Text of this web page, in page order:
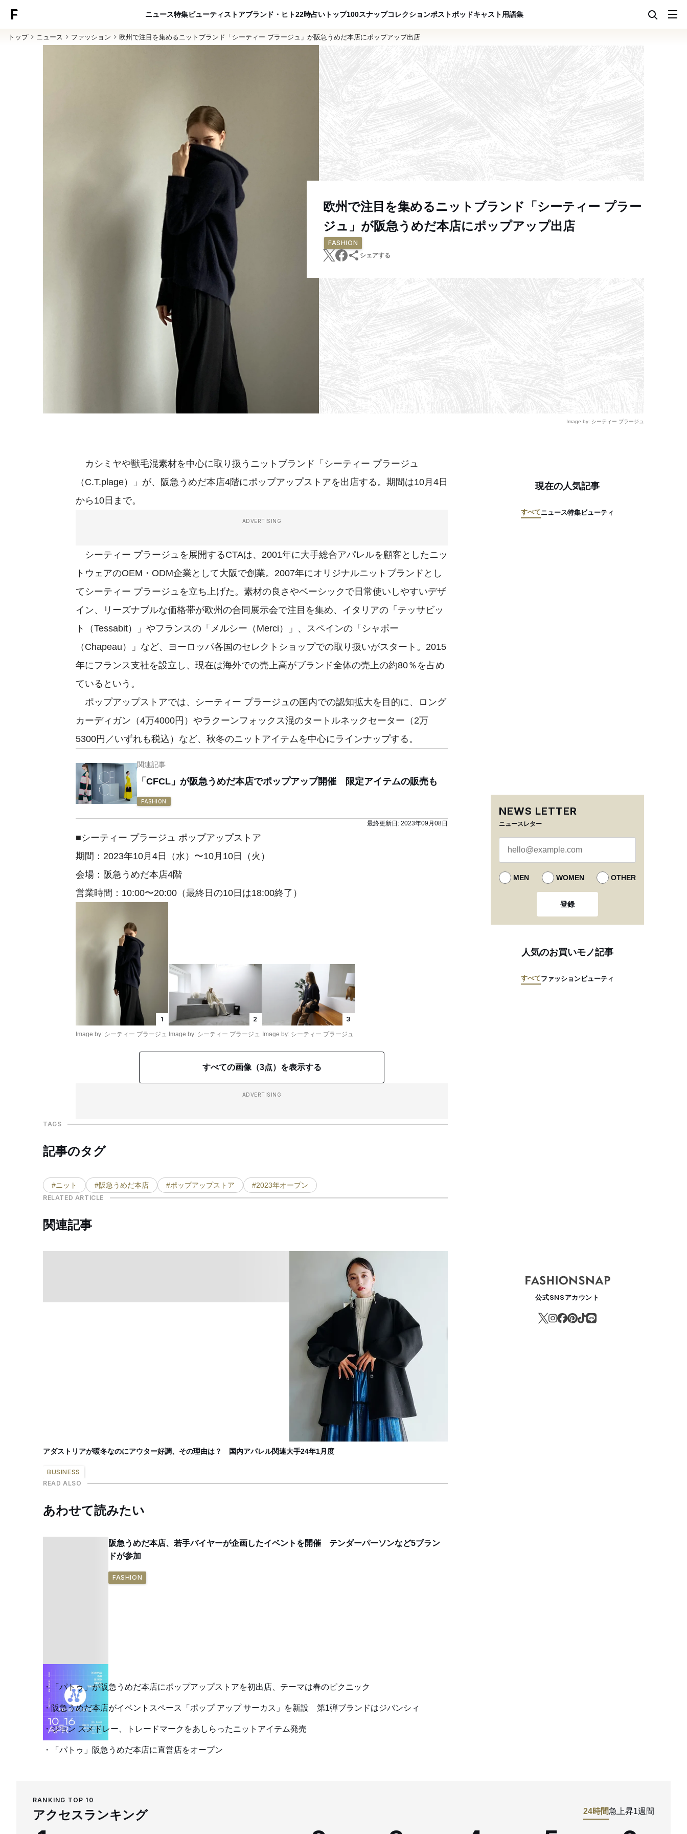
ニュース特集ビューティ ストアブランド・ヒト22時占い トップ100スナップコレクションポストポッドキャスト用語集
トップ ニュース ファッション 欧州で注目を集めるニットブランド「シーティー プラージュ」が阪急うめだ本店にポップアップ出店
欧州で注目を集めるニットブランド「シーティー プラー
ジュ」が阪急うめだ本店にポップアップ出店
FASHION
シェアする
Image by: シーティー プラージュ
カシミヤや獣毛混素材を中心に取り扱うニットブランド「シーティー プラージュ
（C.T.plage）」が、阪急うめだ本店4階にポップアップストアを出店する。期間は10月4日
から10日まで。
ADVERTISING
シーティー プラージュを展開するCTAは、2001年に大手総合アパレルを顧客としたニッ
トウェアのOEM・ODM企業として大阪で創業。2007年にオリジナルニットブランドとし
てシーティー プラージュを立ち上げた。素材の良さやベーシックで日常使いしやすいデザ
イン、リーズナブルな価格帯が欧州の合同展示会で注目を集め、イタリアの「テッサビッ
ト（Tessabit）」やフランスの「メルシー（Merci）」、スペインの「シャポー
（Chapeau）」など、ヨーロッパ各国のセレクトショップでの取り扱いがスタート。2015
年にフランス支社を設立し、現在は海外での売上高がブランド全体の売上の約80％を占め
ているという。
ポップアップストアでは、シーティー プラージュの国内での認知拡大を目的に、ロング
カーディガン（4万4000円）やラクーンフォックス混のタートルネックセーター（2万
5300円／いずれも税込）など、秋冬のニットアイテムを中心にラインナップする。
関連記事
「CFCL」が阪急うめだ本店でポップアップ開催 限定アイテムの販売も
FASHION
最終更新日: 2023年09月08日
■シーティー プラージュ ポップアップストア
期間：2023年10月4日（水）〜10月10日（火）
会場：阪急うめだ本店4階
営業時間：10:00〜20:00（最終日の10日は18:00終了）
1
Image by: シーティー プラージュ
2
Image by: シーティー プラージュ
3
Image by: シーティー プラージュ
すべての画像（3点）を表示する
ADVERTISING
TAGS
記事のタグ
#ニット #阪急うめだ本店 #ポップアップストア #2023年オープン
RELATED ARTICLE
関連記事
アダストリアが暖冬なのにアウター好調、その理由は？ 国内アパレル関連大手24年1月度
BUSINESS
国内アパレル関連大手23年12月度 ユニクロ売上高15.4％減、客単価も
READ ALSO
あわせて読みたい
阪急うめだ本店、若手バイヤーが企画したイベントを開催 テンダーパーソンなど5ブラン
ドが参加
FASHION
「パトゥ」が阪急うめだ本店にポップアップストアを初出店、テーマは春のピクニック
阪急うめだ本店がイベントスペース「ポップ アップ サーカス」を新設 第1弾ブランドはジバンシィ
ジョン スメドレー、トレードマークをあしらったニットアイテム発売
「パトゥ」阪急うめだ本店に直営店をオープン
現在の人気記事
すべてニュース特集ビューティ
NEWS LETTER
ニュースレター
MEN WOMEN OTHER
登録
人気のお買いモノ記事
すべてファッションビューティ
公式SNSアカウント
RANKING TOP 10
アクセスランキング 24時間急上昇1週間